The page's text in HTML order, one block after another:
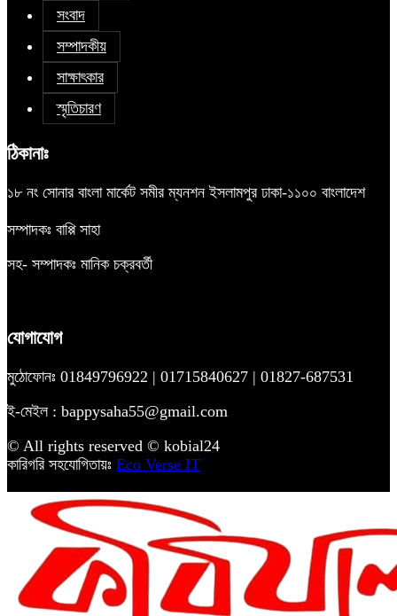
সংবাদ
সম্পাদকীয়
সাক্ষাৎকার
স্মৃতিচারণ
ঠিকানাঃ
১৮ নং সোনার বাংলা মার্কেট সমীর ম্যনশন ইসলামপুর ঢাকা-১১০০ বাংলাদেশ
সম্পাদকঃ বাপ্পি সাহা
সহ- সম্পাদকঃ মানিক চক্রবর্তী
যোগাযোগ
মুঠোফোনঃ 01849796922 | 01715840627 | 01827-687531
ই-মেইল : bappysaha55@gmail.com
© All rights reserved © kobial24
কারিগরি সহযোগিতায়ঃ Eco Verse IT